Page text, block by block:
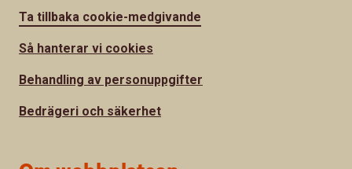
Ta tillbaka cookie-medgivande
Så hanterar vi cookies
Behandling av personuppgifter
Bedrägeri och säkerhet